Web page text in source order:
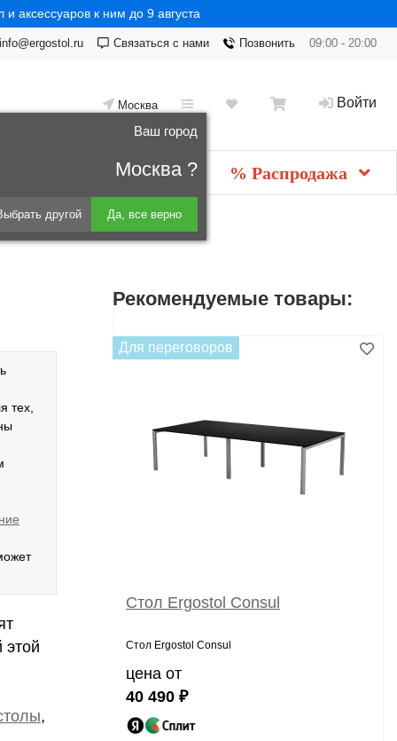
аксессуаров к ним до 9 августа
09:00 - 20:00
Позвонить
Связаться с нами
info@ergostol.ru
Москва
Ваш город
Москва ?
другой Да, все верно
Войти
Новинки % Распродажа
тех,
этой
,
Рекомендуемые товары:
Для переговоров
Стол Ergostol Consul
Стол Ergostol Consul
цена от
40 490 ₽